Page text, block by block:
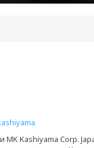
Kashiyama Corp.